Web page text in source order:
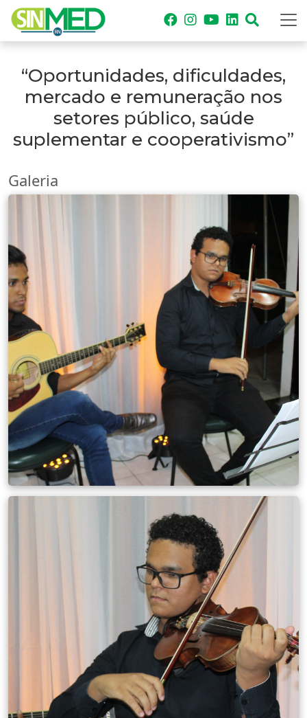
“Oportunidades, dificuldades,
mercado e remuneração nos
setores público, saúde
suplementar e cooperativismo”
Galeria